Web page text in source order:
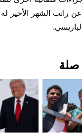
راتب الشهر الأخير
صلة